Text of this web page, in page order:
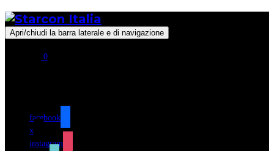
Apri/chiudi la barra laterale e di navigazione
0
facebook
x
instagram